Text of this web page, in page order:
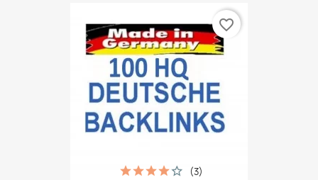
(3)
favorite_border